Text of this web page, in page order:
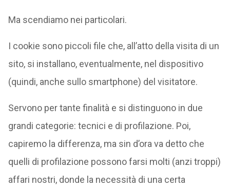
Ma scendiamo nei particolari.
I cookie sono piccoli file che, all’atto della visita di un
sito, si installano, eventualmente, nel dispositivo
(quindi, anche sullo smartphone) del visitatore.
Servono per tante finalità e si distinguono in due
grandi categorie: tecnici e di profilazione. Poi,
capiremo la differenza, ma sin d’ora va detto che
quelli di profilazione possono farsi molti (anzi troppi)
affari nostri, donde la necessità di una certa